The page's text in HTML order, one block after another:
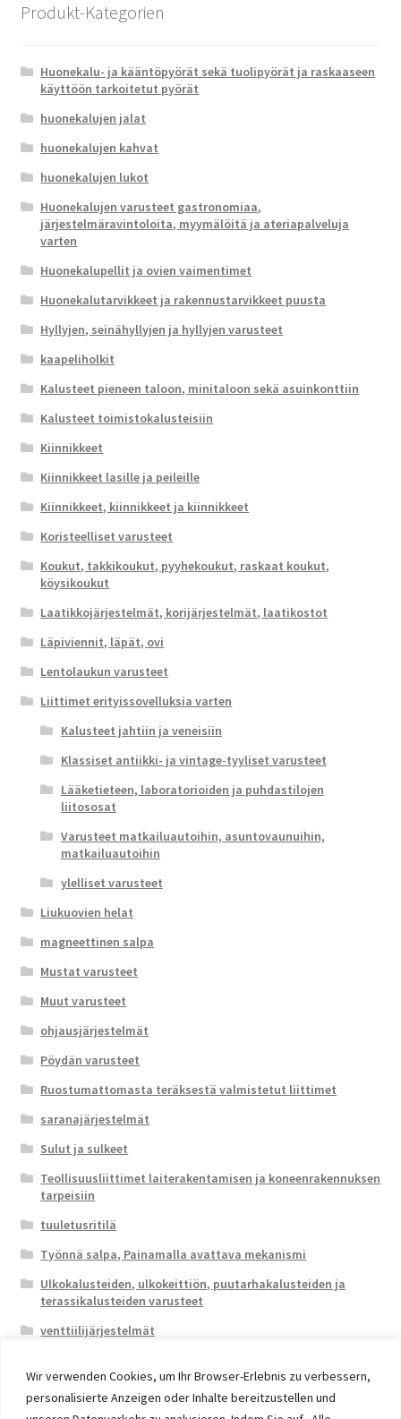
Wir verwenden Cookies, um Ihr Browser-Erlebnis zu verbessern,
personalisierte Anzeigen oder Inhalte bereitzustellen und
Produkt-Kategorien
Huonekalu- ja kääntöpyörät sekä tuolipyörät ja raskaaseen
käyttöön tarkoitetut pyörät
huonekalujen jalat
huonekalujen kahvat
huonekalujen lukot
Huonekalujen varusteet gastronomiaa,
järjestelmäravintoloita, myymälöitä ja ateriapalveluja
varten
Huonekalupellit ja ovien vaimentimet
Huonekalutarvikkeet ja rakennustarvikkeet puusta
Hyllyjen, seinähyllyjen ja hyllyjen varusteet
kaapeliholkit
Kalusteet pieneen taloon, minitaloon sekä asuinkonttiin
Kalusteet toimistokalusteisiin
Kiinnikkeet
Kiinnikkeet lasille ja peileille
Kiinnikkeet, kiinnikkeet ja kiinnikkeet
Koristeelliset varusteet
Koukut, takkikoukut, pyyhekoukut, raskaat koukut,
köysikoukut
Laatikkojärjestelmät, korijärjestelmät, laatikostot
Läpiviennit, läpät, ovi
Lentolaukun varusteet
Liittimet erityissovelluksia varten
Kalusteet jahtiin ja veneisiin
Klassiset antiikki- ja vintage-tyyliset varusteet
Lääketieteen, laboratorioiden ja puhdastilojen
liitososat
Varusteet matkailuautoihin, asuntovaunuihin,
matkailuautoihin
ylelliset varusteet
Liukuovien helat
magneettinen salpa
Mustat varusteet
Muut varusteet
ohjausjärjestelmät
Pöydän varusteet
Ruostumattomasta teräksestä valmistetut liittimet
saranajärjestelmät
Sulut ja sulkeet
Teollisuusliittimet laiterakentamisen ja koneenrakennuksen
tarpeisiin
tuuletusritilä
Työnnä salpa, Painamalla avattava mekanismi
Ulkokalusteiden, ulkokeittiön, puutarhakalusteiden ja
terassikalusteiden varusteet
venttiilijärjestelmät